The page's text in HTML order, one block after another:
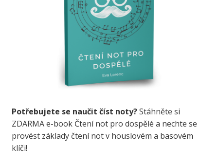
Potřebujete se naučit číst noty?Stáhněte si
ZDARMA e-book Čtení not pro dospělé a nechte se
provést základy čtení not v houslovém a basovém
klíči!